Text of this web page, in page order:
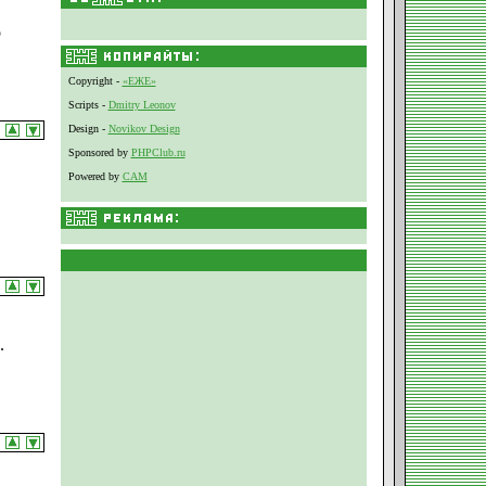
Copyright - «ЕЖЕ»
Scripts - Dmitry Leonov
Design - Novikov Design
Sponsored by PHPClub.ru
Powered by CAM